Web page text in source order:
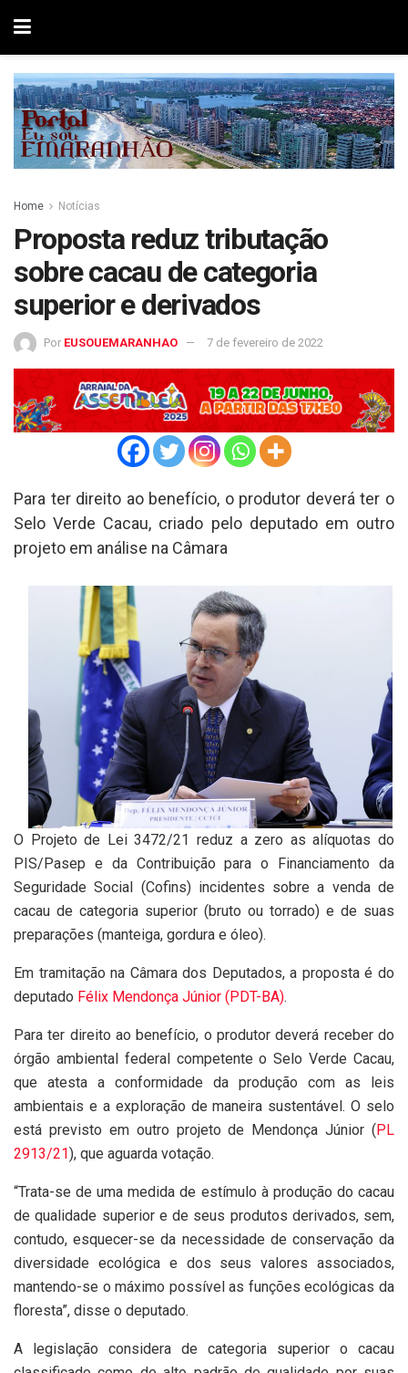
Home Notícias
Proposta reduz tributação
sobre cacau de categoria
superior e derivados
Por EUSOUEMARANHAO 7 de fevereiro de 2022
Para ter direito ao benefício, o produtor deverá ter o
Selo Verde Cacau, criado pelo deputado em outro
projeto em análise na Câmara
O Projeto de Lei 3472/21 reduz a zero as alíquotas do
PIS/Pasep e da Contribuição para o Financiamento da
Seguridade Social (Cofins) incidentes sobre a venda de
cacau de categoria superior (bruto ou torrado) e de suas
preparações (manteiga, gordura e óleo).
Em tramitação na Câmara dos Deputados, a proposta é do
deputado Félix Mendonça Júnior (PDT-BA).
Para ter direito ao benefício, o produtor deverá receber do
órgão ambiental federal competente o Selo Verde Cacau,
que atesta a conformidade da produção com as leis
ambientais e a exploração de maneira sustentável. O selo
está previsto em outro projeto de Mendonça Júnior ( PL
2913/21), que aguarda votação.
“Trata-se de uma medida de estímulo à produção do cacau
de qualidade superior e de seus produtos derivados, sem,
contudo, esquecer-se da necessidade de conservação da
diversidade ecológica e dos seus valores associados,
mantendo-se o máximo possível as funções ecológicas da
floresta”, disse o deputado.
A legislação considera de categoria superior o cacau